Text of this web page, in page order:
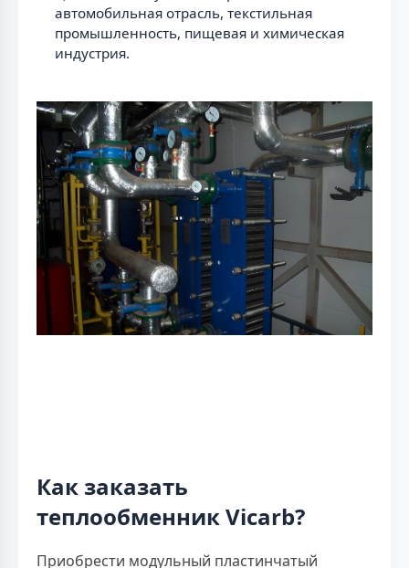
автомобильная отрасль, текстильная
промышленность, пищевая и химическая
индустрия.
Как заказать
теплообменник Vicarb?
Приобрести модульный пластинчатый